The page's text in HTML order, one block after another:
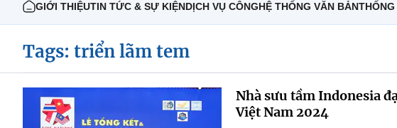
GIỚI THIỆUTIN TỨC & SỰ KIỆNDỊCH VỤ CÔNGHỆ THỐNG VĂN BẢNTHỐNG
Tags: triển lãm tem
Nhà sưu tầm Indonesia
Việt Nam 2024